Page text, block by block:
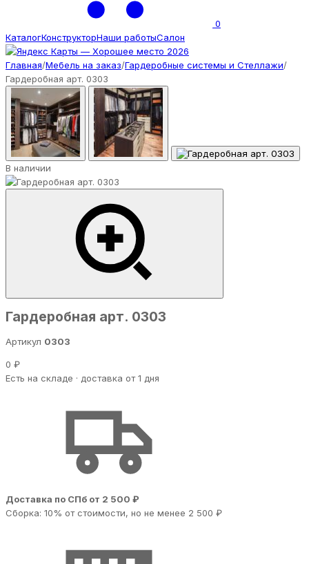
0
КаталогКонструкторНаши работыСалон
Главная/Мебель на заказ/Гардеробные системы и Стеллажи/
Гардеробная арт. 0303
В наличии
Гардеробная арт. 0303
Артикул 0303
0 ₽
Есть на складе · доставка от 1 дня
Доставка по СПб от 2 500 ₽
Сборка: 10% от стоимости, но не менее 2 500 ₽